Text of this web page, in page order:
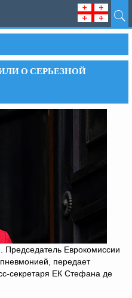
О СЕРЬЕЗНОЙ
. Председатель Еврокомиссии
передает
секретаря ЕК Стефана де